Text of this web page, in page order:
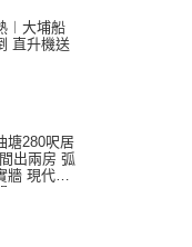
︱大埔船
直升機送
塘280呎居
出兩房 弧
牆 現代神